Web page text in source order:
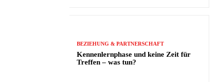
BEZIEHUNG & PARTNERSCHAFT
Kennenlernphase und keine Zeit für
Treffen – was tun?